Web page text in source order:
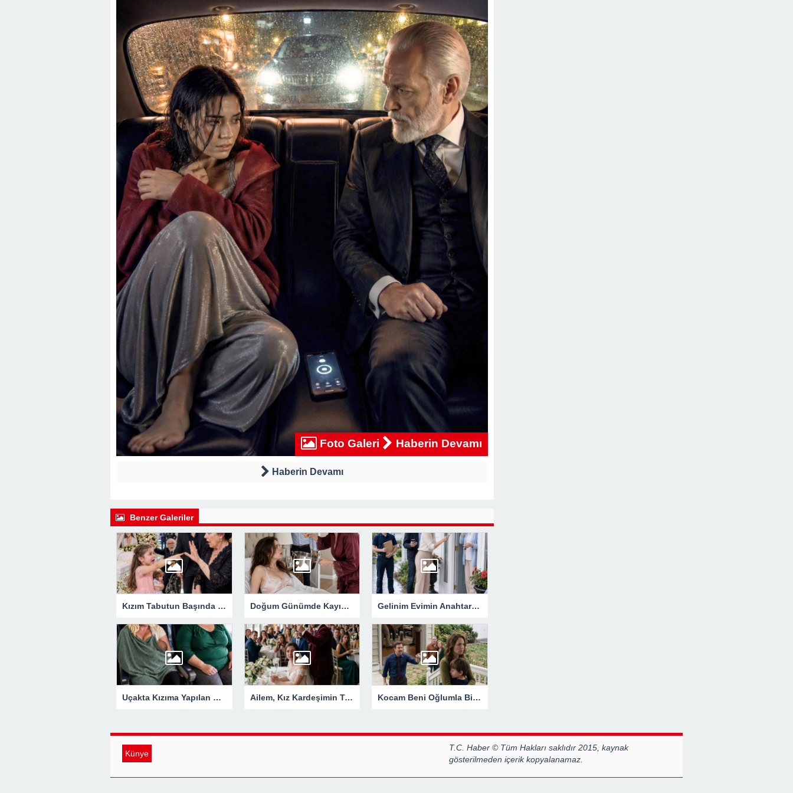
Kocam Beni Çocuksuz Diye Terk Etti, Ama Gerçek Çok Başkaydı
23:11 -Kızım Tabutun Başında “Büyükanne Yalan Söylüyor!” Diye Bağırdı… Sonra Evdeki Gizli Kayıtlar Her
Şeyi Ortaya Çıkardı
Foto Galeri Haberin Devamı
Haberin Devamı
Benzer Galeriler
Kızım Tabutun Başında “Büyükanne Yalan Söylüyor!” Diye Bağırdı… Sonra Evdeki Gizli Kayıtlar Her Şeyi Ortaya Çıkardı Doğum Günümde Kayınvalidem Tavayı Başucuma Fırlattı… Birkaç Saat Sonra Gelen Zarf Evliliğimin Bütün Gerçeğini Ortaya Çıkardı Gelinim Evimin Anahtarını İzinsiz Kullanıyordu… Kilitleri Değiştirdim, Ama Asıl Sürprizi Akşam Oğlum Yaşadı
Uçakta Kızıma Yapılan Bir Soru, Yıllardır Kızını Eleştiren Bir Annenin Hayatını Değiştirdi Ailem, Kız Kardeşimin Tatilini Düğünümden Daha Önemli Gördü… Ama Eşimin Düğün Konuşması 200 Davetlinin Önünde Herkesi Sessizliğe Gömdü Kocam Beni Oğlumla Birlikte Evden Kovduğunu Sandı… Ama O Evin Gerçek Sahibinin Ben Olduğunu Kapıda Öğrendi
Künye
T.C. Haber © Tüm Hakları saklıdır 2015, kaynak
gösterilmeden içerik kopyalanamaz.